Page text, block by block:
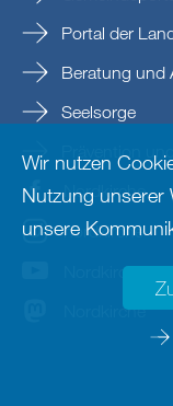
Portal der
Beratung und
Seelsorge
Prävention
Nordkirche
nordkirche
Nordkirche
Nordkirche
Wir nutzen
Nutzung unserer
unsere